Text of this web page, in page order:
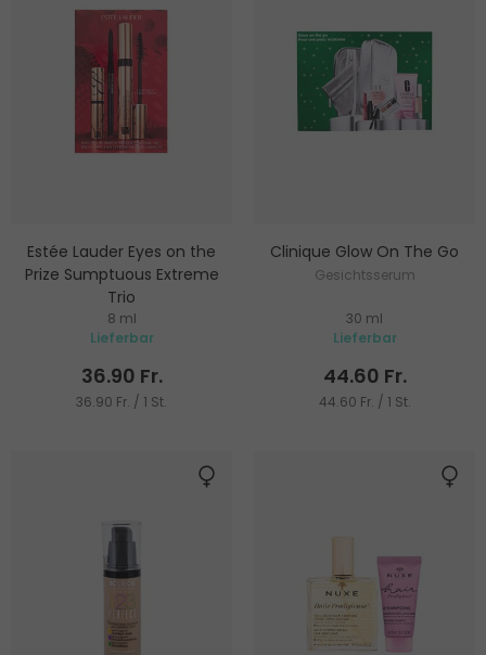
Estée Lauder Eyes on the
Prize Sumptuous Extreme
Trio
Mascara
8 ml
Lieferbar
36.90 Fr.
36.90 Fr. / 1 St.
Clinique Glow On The Go
Gesichtsserum
30 ml
Lieferbar
44.60 Fr.
44.60 Fr. / 1 St.